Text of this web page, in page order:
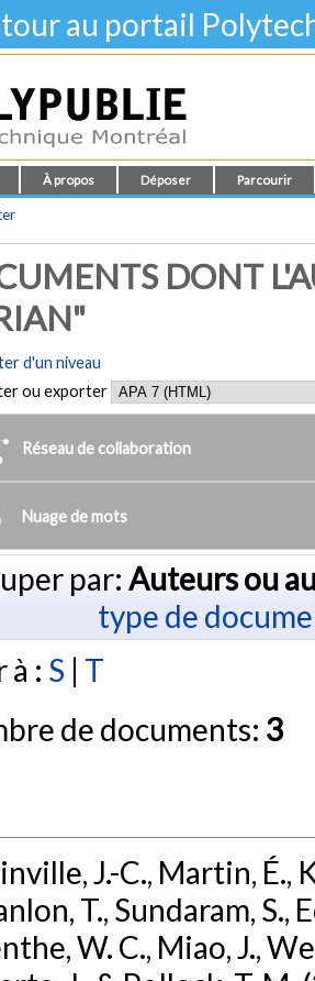
au portail
À propos Déposer Parcourir
DONT
d'un niveau
ou exporter
Réseau de collaboration
Nuage de mots
par: Auteurs ou
type de
à : S | T
de documents: 3
J.-C., Martin, É.,
T., Sundaram, S.,
W. C., Miao, J.,